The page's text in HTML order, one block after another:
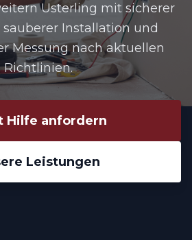
Usterling mit sicherer
Installation und
Messung nach aktuellen
Richtlinien.
Hilfe anfordern
Leistungen